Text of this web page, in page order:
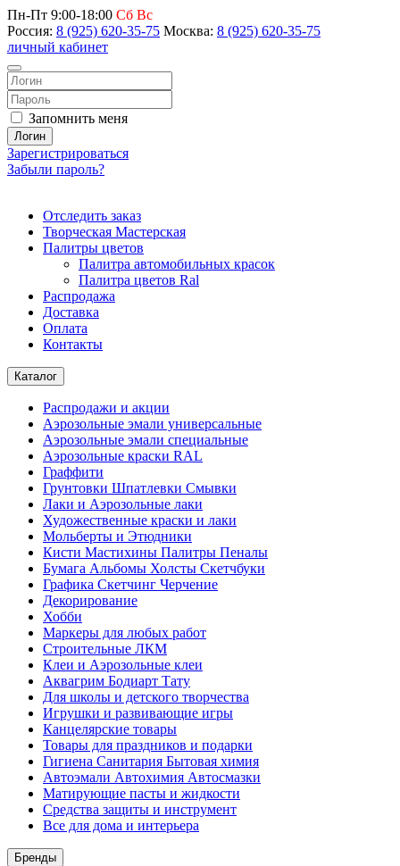
Пн-Пт 9:00-18:00 Сб Вс
Россия: 8 (925) 620-35-75 Москва: 8 (925) 620-35-75
личный кабинет
Запомнить меня
Логин
Зарегистрироваться
Забыли пароль?
Отследить заказ
Творческая Мастерская
Палитры цветов
Палитра автомобильных красок
Палитра цветов Ral
Распродажа
Доставка
Оплата
Контакты
Каталог
Распродажи и акции
Аэрозольные эмали универсальные
Аэрозольные эмали специальные
Аэрозольные краски RAL
Граффити
Грунтовки Шпатлевки Смывки
Лаки и Аэрозольные лаки
Художественные краски и лаки
Мольберты и Этюдники
Кисти Мастихины Палитры Пеналы
Бумага Альбомы Холсты Скетчбуки
Графика Скетчинг Черчение
Декорирование
Хобби
Маркеры для любых работ
Строительные ЛКМ
Клеи и Аэрозольные клеи
Аквагрим Бодиарт Тату
Для школы и детского творчества
Игрушки и развивающие игры
Канцелярские товары
Товары для праздников и подарки
Гигиена Санитария Бытовая химия
Автоэмали Автохимия Автосмазки
Матирующие пасты и жидкости
Средства защиты и инструмент
Все для дома и интерьера
Бренды